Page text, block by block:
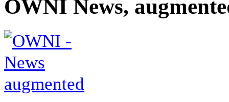
OWNI News,